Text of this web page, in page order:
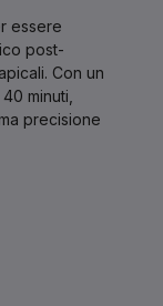
essere
post-
Con un
minuti,
precisione